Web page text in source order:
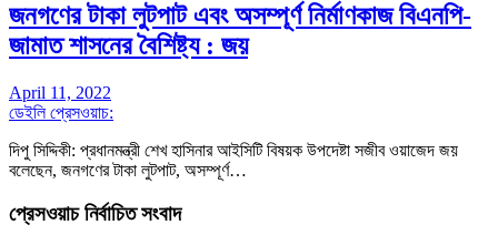
জনগণের টাকা লুটপাট এবং অসম্পূর্ণ নির্মাণকাজ বিএনপি-
জামাত শাসনের বৈশিষ্ট্য : জয়
April 11, 2022
ডেইলি প্রেসওয়াচ:
দিপু সিদ্দিকী: প্রধানমন্ত্রী শেখ হাসিনার আইসিটি বিষয়ক উপদেষ্টা সজীব ওয়াজেদ জয়
বলেছেন, জনগণের টাকা লুটপাট, অসম্পূর্ণ…
প্রেসওয়াচ নির্বাচিত সংবাদ